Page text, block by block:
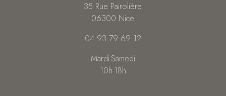
35 Rue Pairolière
06300 Nice
04 93 79 69 12
Mardi-Samedi
10h-18h